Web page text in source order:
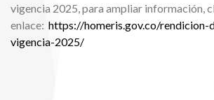
vigencia 2025, para ampliar información,
enlace: https://homeris.gov.co/rendicion-
vigencia-2025/